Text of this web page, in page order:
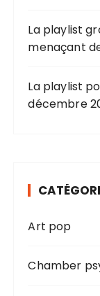
La playlist
menaçant
La playlist
décembre
Art pop
Chamber